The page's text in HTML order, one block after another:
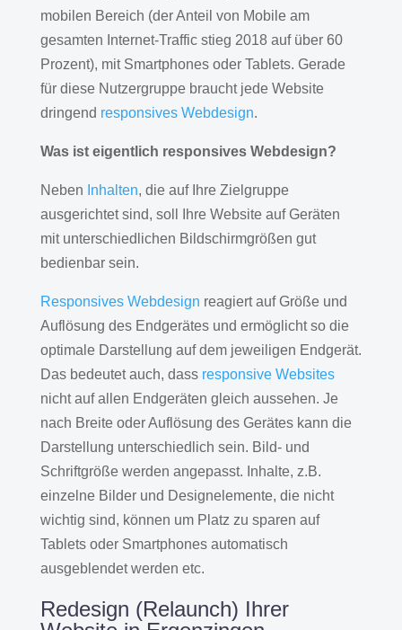
mobilen Bereich (der Anteil von Mobile am
gesamten Internet-Traffic stieg 2018 auf über 60
Prozent), mit Smartphones oder Tablets. Gerade
für diese Nutzergruppe braucht jede Website
dringend responsives Webdesign.
Was ist eigentlich responsives Webdesign?
Neben Inhalten, die auf Ihre Zielgruppe
ausgerichtet sind, soll Ihre Website auf Geräten
mit unterschiedlichen Bildschirmgrößen gut
bedienbar sein.
Responsives Webdesign reagiert auf Größe und
Auflösung des Endgerätes und ermöglicht so die
optimale Darstellung auf dem jeweiligen Endgerät.
Das bedeutet auch, dass responsive Websites
nicht auf allen Endgeräten gleich aussehen. Je
nach Breite oder Auflösung des Gerätes kann die
Darstellung unterschiedlich sein. Bild- und
Schriftgröße werden angepasst. Inhalte, z.B.
einzelne Bilder und Designelemente, die nicht
wichtig sind, können um Platz zu sparen auf
Tablets oder Smartphones automatisch
ausgeblendet werden etc.
Redesign (Relaunch) Ihrer